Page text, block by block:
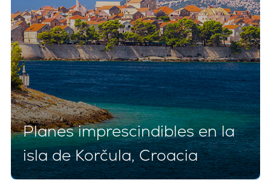
Planes imprescindibles en la
isla de Korčula, Croacia